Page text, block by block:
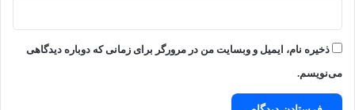
ذخیره نام، ایمیل و وبسایت من در مرورگر برای زمانی که دوباره دیدگاهی
می‌نویسم.